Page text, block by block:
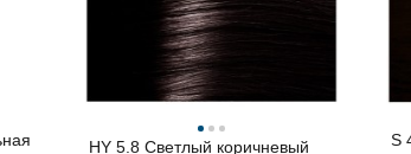
HY 5.8 Светлый коричневый S